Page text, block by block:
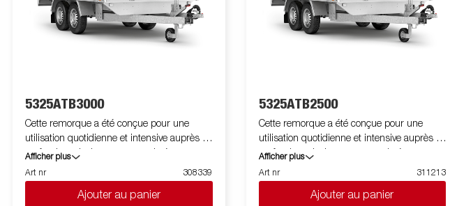
5325ATB3000
Cette remorque a été conçue pour une
utilisation quotidienne et intensive auprès des
professionnels. Les panneaux latéraux en
aluminium sont facilement manipulables et
amovibles pour obtenir un plateau nu et une
parfaite plateforme de chargement. Les
Afficher plus
Art nr
308339
Ajouter au panier
5325ATB2500
Cette remorque a été conçue pour une
utilisation quotidienne et intensive auprès des
professionnels. Les panneaux latéraux en
aluminium sont facilement manipulables et
amovibles pour obtenir un plateau nu et une
parfaite plateforme de chargement. Les
Afficher plus
Art nr
311213
Ajouter au panier